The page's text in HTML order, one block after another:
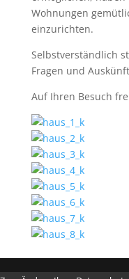
Wohnungen
einzurichten.
Selbstverständlich
Fragen und
Auf Ihren Besuch